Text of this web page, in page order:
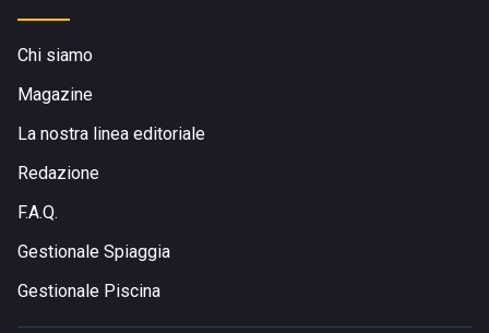
Chi siamo
Magazine
La nostra linea editoriale
Redazione
F.A.Q.
Gestionale Spiaggia
Gestionale Piscina